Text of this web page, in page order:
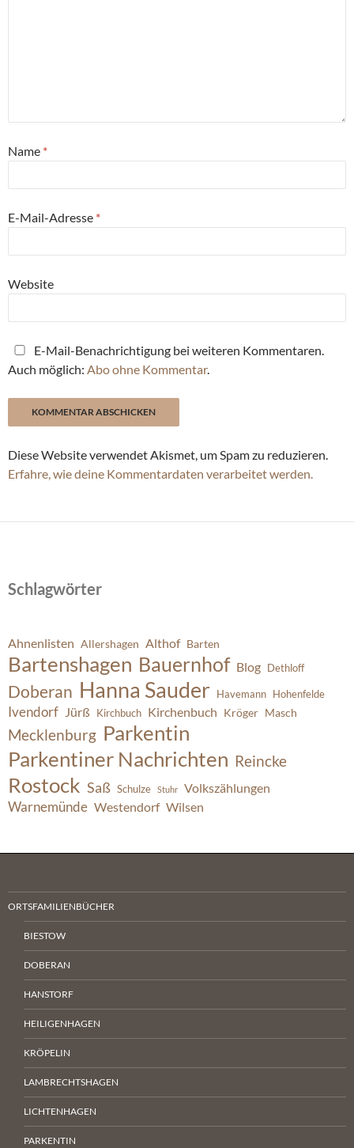
Name *
E-Mail-Adresse *
Website
E-Mail-Benachrichtigung bei weiteren Kommentaren.
Auch möglich: Abo ohne Kommentar.
Diese Website verwendet Akismet, um Spam zu reduzieren.
Erfahre, wie deine Kommentardaten verarbeitet werden.
Schlagwörter
Ahnenlisten Allershagen Althof Barten
Bartenshagen Bauernhof Blog Dethloff
Doberan Hanna Sauder Havemann Hohenfelde
Ivendorf Jürß Kirchbuch Kirchenbuch Kröger Masch
Mecklenburg Parkentin
Parkentiner Nachrichten Reincke
Rostock Saß Schulze Stuhr Volkszählungen
Warnemünde Westendorf Wilsen
ORTSFAMILIENBÜCHER
BIESTOW
DOBERAN
HANSTORF
HEILIGENHAGEN
KRÖPELIN
LAMBRECHTSHAGEN
LICHTENHAGEN
PARKENTIN